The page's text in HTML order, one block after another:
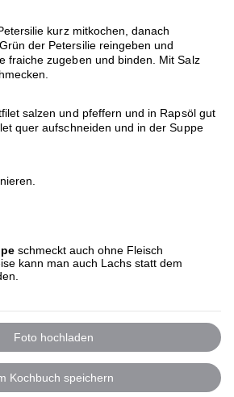
kurz mitkochen, danach
der Petersilie reingeben und
fraiche zugeben und binden. Mit Salz
salzen und pfeffern und in Rapsöl gut
quer aufschneiden und in der Suppe
schmeckt auch ohne Fleisch
kann man auch Lachs statt dem
Foto hochladen
Kochbuch speichern